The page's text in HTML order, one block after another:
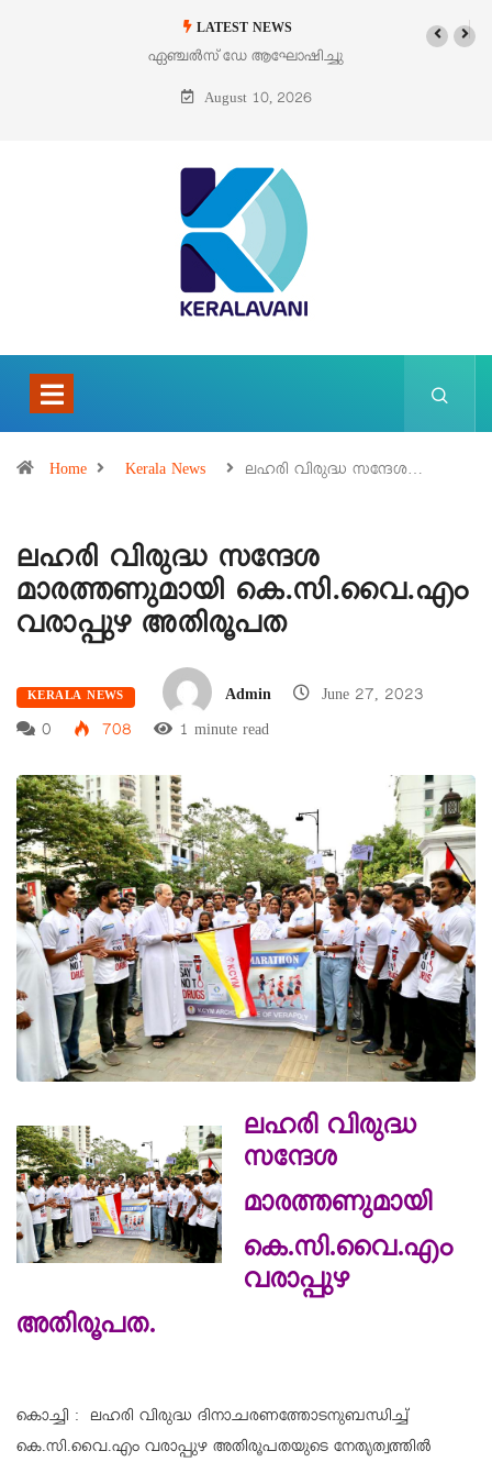
LATEST NEWS
ഏഞ്ചൽസ് ഡേ ആഘോഷിച്ചു ഓഗസ്റ്റ് 9 – വിശുദ്ധ തെരേസ
ബെനഡിക്ട ഓഫ് ദ ക്രോസ്
August 10, 2026
Home Kerala News ലഹരി വിരുദ്ധ സന്ദേശ…
ലഹരി വിരുദ്ധ സന്ദേശ
മാരത്തണുമായി കെ.സി.വൈ.എം
വരാപ്പുഴ അതിരൂപത
KERALA NEWS Admin
June 27, 2023
0
708 1 minute read
ലഹരി വിരുദ്ധ
സന്ദേശ
മാരത്തണുമായി
കെ.സി.വൈ.എം
വരാപ്പുഴ
അതിരൂപത.
കൊച്ചി : ലഹരി വിരുദ്ധ ദിനാചരണത്തോടനുബന്ധിച്ച്
കെ.സി.വൈ.എം വരാപ്പുഴ അതിരൂപതയുടെ നേതൃത്വത്തിൽ